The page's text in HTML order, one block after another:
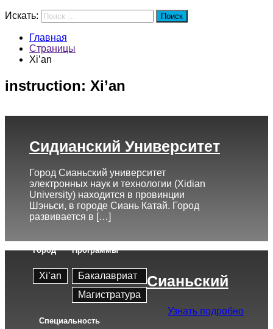
Искать: Поиск
Главная
Страницы
Xi’an
instruction: Xi’an
Сидианский Университет
Город Сианьский университет
электронных наук и технологии (Xidian
University) находится в провинции
Шэньси, в городе Сиань Катай. Город
развивается в […]
Город
Xi’an
Программы
Бакалавриат
Магистратура
Cпециальность
Узнать подробно
Сианьский